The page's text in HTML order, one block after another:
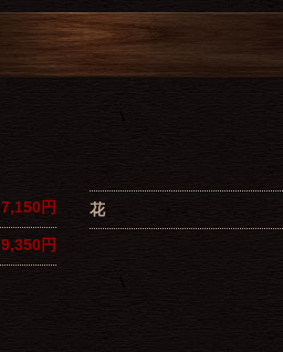
7,150円
9,350円
花